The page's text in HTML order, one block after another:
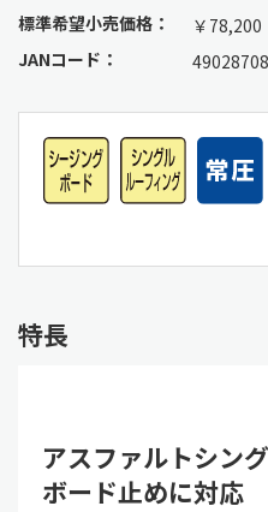
標準希望小売価格：
￥78,200
JANコード：
特長
アスファルトシン
ボード止めに対応